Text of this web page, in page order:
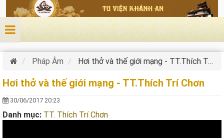
Nhảy đến nội dung
Pháp Âm Hơi thở và thế giới mạng - TT.Thích Trí Chơn
Hơi thở và thế giới mạng - TT.Thích Trí Chơn
30/06/2017 20:23
Danh mục: TT. Thích Trí Chơn